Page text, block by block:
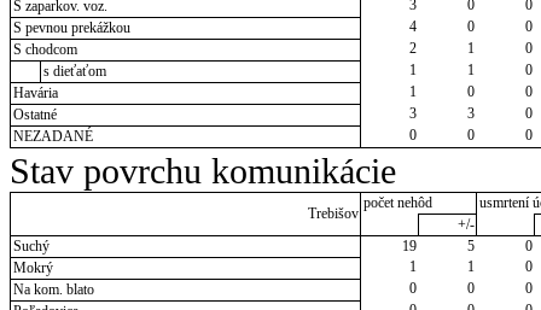
S zaparkov. voz. 3 0
0
S pevnou prekážkou
4 0
0
S chodcom
2 1
0
s dieťaťom
1 1
0
Havária
1 0
0
Ostatné
3 3
0
NEZADANÉ
0 0 0
Stav povrchu komunikácie
Trebišov
počet nehôd
usmrtení
+/-
Suchý
19 5
0
Mokrý
1 1
0
Na kom. blato
0 0
0